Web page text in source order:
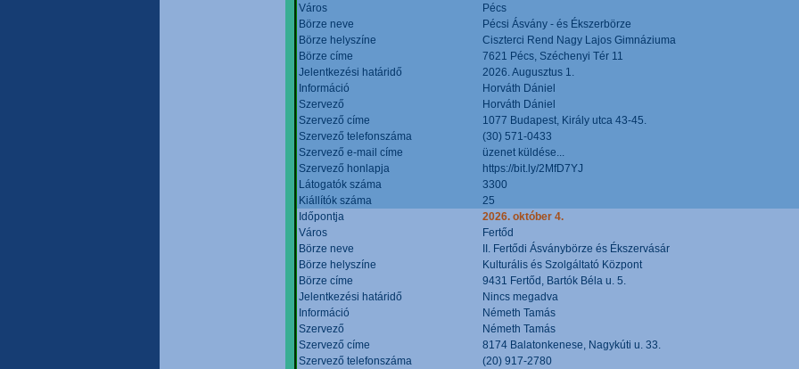
Város
Pécs
Börze neve
Pécsi Ásvány - és Ékszerbörze
Börze helyszíne
Ciszterci Rend Nagy Lajos Gimnáziuma
Börze címe
7621 Pécs, Széchenyi Tér 11
Jelentkezési határidő
2026. Augusztus 1.
Információ
Horváth Dániel
Szervező
Horváth Dániel
Szervező címe
1077 Budapest, Király utca 43-45.
Szervező telefonszáma
(30) 571-0433
Szervező e-mail címe
üzenet küldése...
Szervező honlapja
https://bit.ly/2MfD7YJ
Látogatók száma
3300
Kiállítók száma
25
Időpontja
2026. október 4.
Város
Fertőd
Börze neve
II. Fertődi Ásványbörze és Ékszervásár
Börze helyszíne
Kulturális és Szolgáltató Központ
Börze címe
9431 Fertőd, Bartók Béla u. 5.
Jelentkezési határidő
Nincs megadva
Információ
Németh Tamás
Szervező
Németh Tamás
Szervező címe
8174 Balatonkenese, Nagykúti u. 33.
Szervező telefonszáma
(20) 917-2780